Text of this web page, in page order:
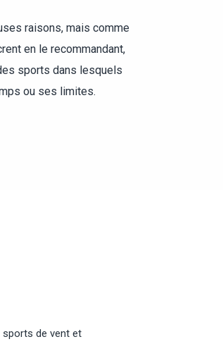
raisons, mais comme
en le recommandant,
sports dans lesquels
ou ses limites.
de vent et